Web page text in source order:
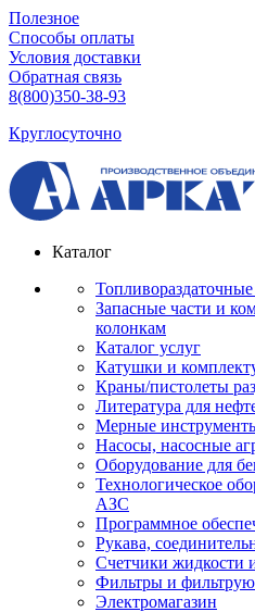
Полезное
Способы оплаты
Условия доставки
Обратная связь
8(800)350-38-93
Круглосуточно
Каталог
Запасные части и
колонкам
Каталог услуг
Катушки и
Краны/пистолеты
Литература для
Мерные
Насосы, насосные
Оборудование для
Технологическое
АЗС
Программное
Рукава,
Счетчики жидкости
Фильтры и
Электромагазин